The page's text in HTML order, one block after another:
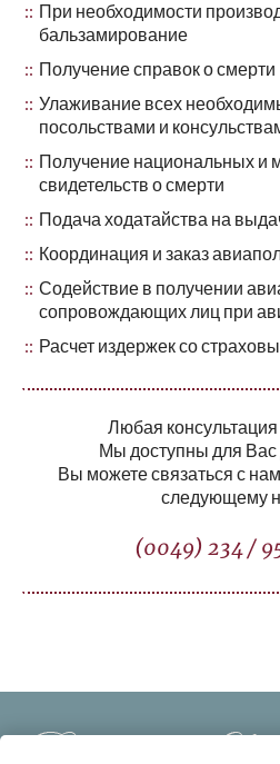
При необходимости
бальзамирование
Получение справок о смерти
Улаживание всех
посольствами и
Получение национальных и
свидетельств о смерти
Подача ходатайства на
Координация и заказ
Содействие в получении
сопровождающих лиц при
Расчет издержек со
Любая
Мы доступны для
Вы можете связаться с
следующему
(0049) 234 /